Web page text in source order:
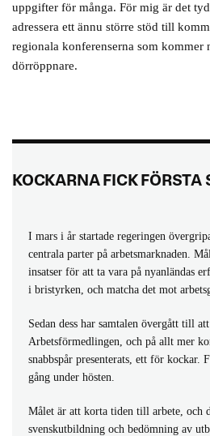
uppgifter för många. För mig är det
adressera ett ännu större stöd till
regionala konferenserna som
dörröppnare.
KOCKARNA FICK FÖRSTA
I mars i år startade regeringen
centrala parter på arbetsmarknaden.
insatser för att ta vara på nyanländas
i bristyrken, och matcha det mot
Sedan dess har samtalen övergått till
Arbetsförmedlingen, och på allt mer
snabbspår presenterats, ett för kockar.
gång under hösten.
Målet är att korta tiden till arbete, och
svenskutbildning och bedömning av